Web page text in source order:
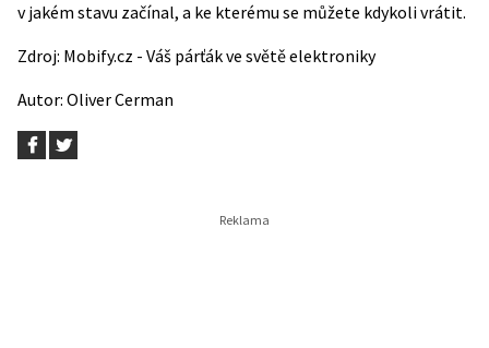
v jakém stavu začínal, a ke kterému se můžete kdykoli vrátit.
Zdroj: Mobify.cz - Váš párťák ve světě elektroniky
Autor: Oliver Cerman